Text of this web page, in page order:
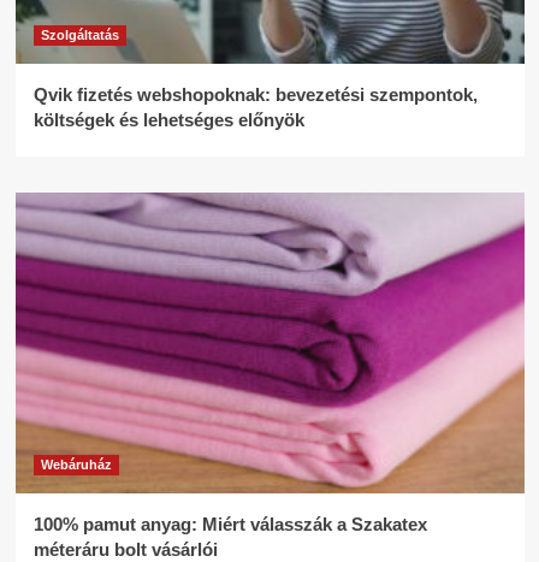
Szolgáltatás
Qvik fizetés webshopoknak: bevezetési szempontok,
költségek és lehetséges előnyök
Webáruház
100% pamut anyag: Miért válasszák a Szakatex
méteráru bolt vásárlói